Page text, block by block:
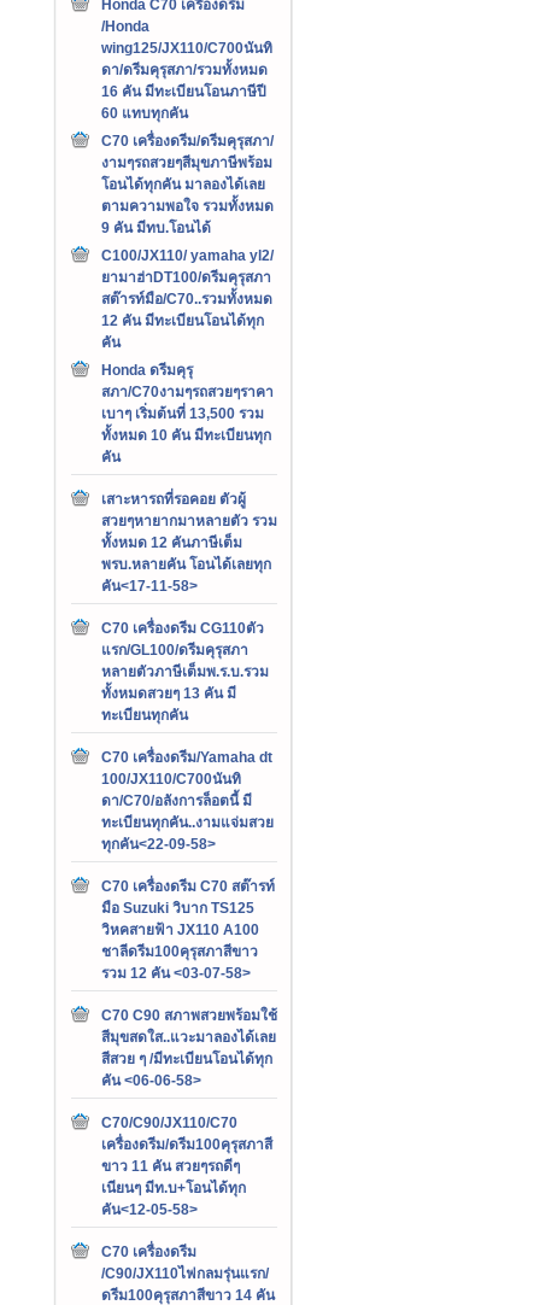
Honda C70 เครืองดรีม
/Honda
wing125/JX110/C700นันทิ
ดา/ดรีมคุรุสภา/รวมทั้งหมด
16 คัน มีทะเบียนโอนภาษีปี
60 แทบทุกคัน
C70 เครื่องดรีม/ดรีมคุรุสภา/
งามๆรถสวยๆสีมุขภาษีพร้อม
โอนได้ทุกคัน มาลองได้เลย
ตามความพอใจ รวมทั้งหมด
9 คัน มีทบ.โอนได้
C100/JX110/ yamaha yl2/
ยามาฮ่าDT100/ดรีมคุรุสภา
สต๊ารท์มือ/C70..รวมทั้งหมด
12 คัน มีทะเบียนโอนได้ทุก
คัน
Honda ดรีมคุรุ
สภา/C70งามๆรถสวยๆราคา
เบาๆ เริ่มต้นที่ 13,500 รวม
ทั้งหมด 10 คัน มีทะเบียนทุก
คัน
เสาะหารถที่รอคอย ตัวผู้
สวยๆหายากมาหลายตัว รวม
ทั้งหมด 12 คันภาษีเต็ม
พรบ.หลายคัน โอนได้เลยทุก
คัน<17-11-58>
C70 เครื่องดรีม CG110ตัว
แรก/GL100/ดรีมคุรุสภา
หลายตัวภาษีเต็มพ.ร.บ.รวม
ทั้งหมดสวยๆ 13 คัน มี
ทะเบียนทุกคัน
C70 เครื่องดรีม/Yamaha dt
100/JX110/C700นันทิ
ดา/C70/อลังการล็อตนี้ มี
ทะเบียนทุกคัน..งามแจ่มสวย
ทุกคัน<22-09-58>
C70 เครื่องดรีม C70 สต๊ารท์
มือ Suzuki วิบาก TS125
วิหคสายฟ้า JX110 A100
ชาลีดรีม100คุรุสภาสีขาว
รวม 12 คัน <03-07-58>
C70 C90 สภาพสวยพร้อมใช้
สีมุขสดใส..แวะมาลองได้เลย
สีสวย ๆ /มีทะเบียนโอนได้ทุก
คัน <06-06-58>
C70/C90/JX110/C70
เครื่องดรีม/ดรีม100คุรุสภาสี
ขาว 11 คัน สวยๆรถดีๆ
เนียนๆ มีท.บ+โอนได้ทุก
คัน<12-05-58>
C70 เครื่องดรีม
/C90/JX110ไฟกลมรุ่นแรก/
ดรีม100คุรุสภาสีขาว 14 คัน